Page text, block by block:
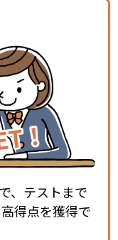
、テストまで
得点を獲得で